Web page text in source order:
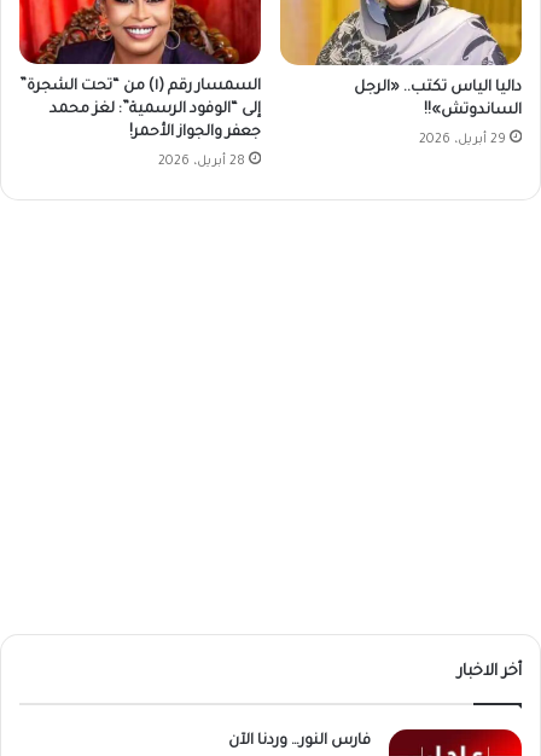
داليا الياس تكتب.. «الرجل
الساندوتش»!!
29 أبريل، 2026
السمسار رقم (١) من “تحت الشجرة”
إلى “الوفود الرسمية”: لغز محمد
جعفر والجواز الأحمر!
28 أبريل، 2026
أخر الاخبار
فارس النور… وردنا الآن